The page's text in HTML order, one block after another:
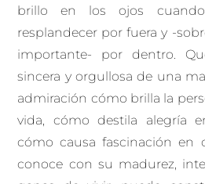
brillo en los ojos
resplandecer por fuera y -
importante- por dentro.
sincera y orgullosa de una
admiración cómo brilla la
vida, cómo destila alegría
cómo causa fascinación en
conoce con su madurez,